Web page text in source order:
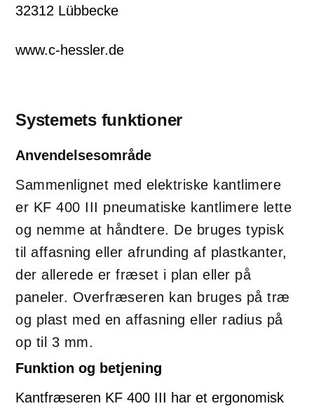
32312 Lübbecke
www.c-hessler.de
Systemets funktioner
Anvendelsesområde
Sammenlignet med elektriske kantlimere
er KF 400 III pneumatiske kantlimere lette
og nemme at håndtere. De bruges typisk
til affasning eller afrunding af plastkanter,
der allerede er fræset i plan eller på
paneler. Overfræseren kan bruges på træ
og plast med en affasning eller radius på
op til 3 mm.
Funktion og betjening
Kantfræseren KF 400 III har et ergonomisk